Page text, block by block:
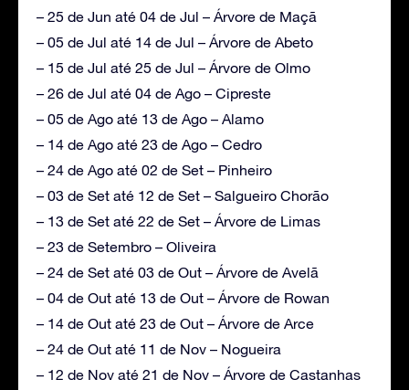
– 25 de Jun até 04 de Jul – Árvore de Maçã
– 05 de Jul até 14 de Jul – Árvore de Abeto
– 15 de Jul até 25 de Jul – Árvore de Olmo
– 26 de Jul até 04 de Ago – Cipreste
– 05 de Ago até 13 de Ago – Alamo
– 14 de Ago até 23 de Ago – Cedro
– 24 de Ago até 02 de Set – Pinheiro
– 03 de Set até 12 de Set – Salgueiro Chorão
– 13 de Set até 22 de Set – Árvore de Limas
– 23 de Setembro – Oliveira
– 24 de Set até 03 de Out – Árvore de Avelã
– 04 de Out até 13 de Out – Árvore de Rowan
– 14 de Out até 23 de Out – Árvore de Arce
– 24 de Out até 11 de Nov – Nogueira
– 12 de Nov até 21 de Nov – Árvore de Castanhas